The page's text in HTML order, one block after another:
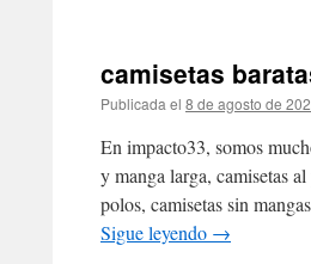
camisetas
Publicada el 8 de agosto de
En impacto33, somos
y manga larga, camisetas
polos, camisetas sin
Sigue leyendo →